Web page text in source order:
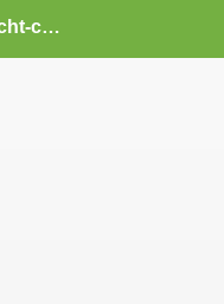
kgv-emporzumlicht-chemnitz